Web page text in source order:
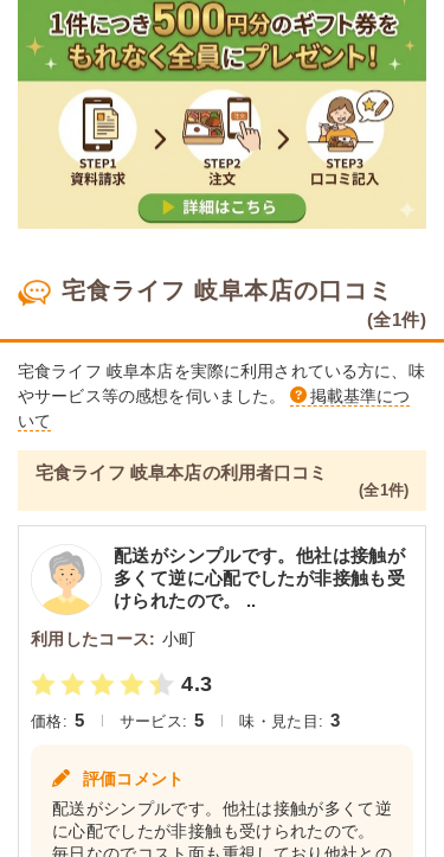
＋メニュー例をもっと見る（残り1件）
※ その他備考
メニューは日替わりです（メニューは一例です）
リン 54.3mg
カリウム 90.3mg
コレステロール -
一例です。メニューにより前後します（おかずのみ
の栄養価です）
鯛の塩焼きセット
豆腐
コーン
小松菜
栄養素
-
※メニューの補足
まぐろの煮付けセット
コーン
うずら豆
-
※メニューの補足
-
宅食ライフ 岐阜本店の口コミ
(全1件)
宅食ライフ 岐阜本店を実際に利用されている方に、味
やサービス等の感想を伺いました。
掲載基準につ
いて
宅食ライフ 岐阜本店の利用者口コミ
(全1件)
配送がシンプルです。他社は接触が
多くて逆に心配でしたが非接触も受
けられたので。 ..
利用したコース: 小町
4.3
価格: 5 サービス: 5 味・見た目: 3
評価コメント
配送がシンプルです。他社は接触が多くて逆
に心配でしたが非接触も受けられたので。
毎日なのでコスト面も重視しており他社との